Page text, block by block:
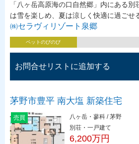
「八ヶ岳高原海の口自然郷」内にある
は雪を楽しめ、夏は涼しく快適に過ごせ
㈱セラヴィリゾート泉郷
ペットのびのび
お問合せリストに追加する
茅野市豊平 南大塩 新築住宅
売買
八ヶ岳・蓼科 / 茅野
別荘・一戸建て
6,200万円